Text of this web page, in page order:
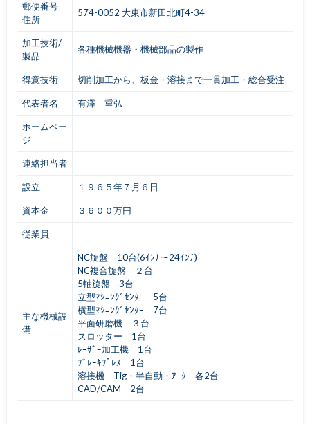
郵便番号
住所
574-0052 大東市新田北町4-34
加工技術/
製品
各種機械機器・機械部品の製作
得意技術 切削加工から、板金・溶接まで一貫加工・総合受注
代表者名 有澤 重弘
ホームペー
ジ
連絡担当者
設立 １９６５年７月６日
資本金 ３６００万円
従業員
主な機械設
備
NC旋盤 10台(6ｲﾝﾁ～24ｲﾝﾁ)
NC複合旋盤 ２台
5軸旋盤 3台
立型ﾏｼﾆﾝｸﾞｾﾝﾀｰ 5台
横型ﾏｼﾆﾝｸﾞｾﾝﾀｰ 7台
平面研磨機 ３台
スロッター 1台
ﾚｰｻﾞｰ加工機 1台
ﾌﾞﾚｰｷﾌﾟﾚｽ 1台
溶接機 Tig・半自動・ｱｰｸ 各2台
CAD/CAM 2台